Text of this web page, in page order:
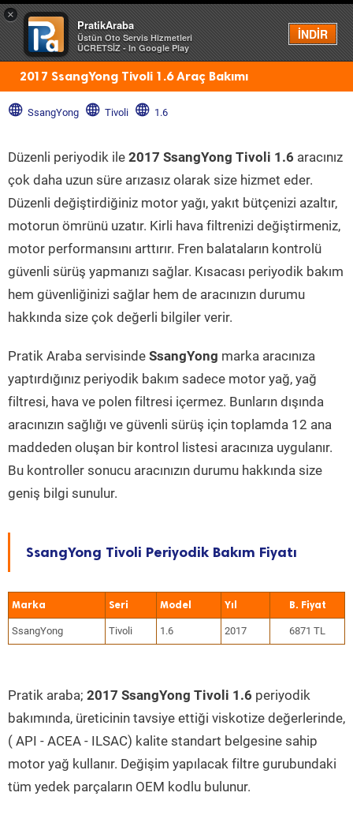
×
PratikAraba
Üstün Oto Servis Hizmetleri
ÜCRETSİZ - In Google Play
İNDİR
Menü
2017 SsangYong Tivoli 1.6 Araç Bakımı
SsangYong Tivoli 1.6
Düzenli periyodik ile 2017 SsangYong Tivoli 1.6 aracınız
çok daha uzun süre arızasız olarak size hizmet eder.
Düzenli değiştirdiğiniz motor yağı, yakıt bütçenizi azaltır,
motorun ömrünü uzatır. Kirli hava filtrenizi değiştirmeniz,
motor performansını arttırır. Fren balataların kontrolü
güvenli sürüş yapmanızı sağlar. Kısacası periyodik bakım
hem güvenliğinizi sağlar hem de aracınızın durumu
hakkında size çok değerli bilgiler verir.
Pratik Araba servisinde SsangYong marka aracınıza
yaptırdığınız periyodik bakım sadece motor yağ, yağ
filtresi, hava ve polen filtresi içermez. Bunların dışında
aracınızın sağlığı ve güvenli sürüş için toplamda 12 ana
maddeden oluşan bir kontrol listesi aracınıza uygulanır.
Bu kontroller sonucu aracınızın durumu hakkında size
geniş bilgi sunulur.
SsangYong Tivoli Periyodik Bakım Fiyatı
Marka Seri Model Yıl
SsangYong Tivoli 1.6 2017 6871 TL
Pratik araba; 2017 SsangYong Tivoli 1.6 periyodik
bakımında, üreticinin tavsiye ettiği viskotize değerlerinde,
( API - ACEA - ILSAC) kalite standart belgesine sahip
motor yağ kullanır. Değişim yapılacak filtre gurubundaki
tüm yedek parçaların OEM kodlu bulunur.